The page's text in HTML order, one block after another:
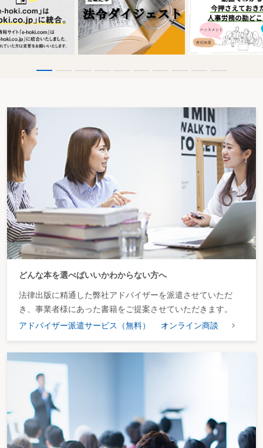
どんな本を選べばいいかわからない方へ
法律出版に精通した弊社アドバイザーを派遣させていただ
き、事業者様にあった書籍をご提案させていただきます。
アドバイザー派遣サービス（無料）
オンライン商談